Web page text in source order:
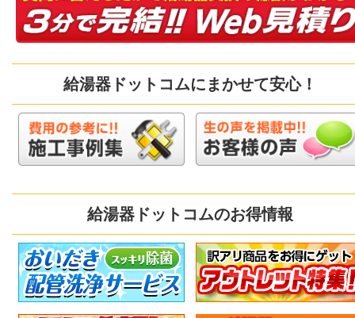
給湯器ドットコムにまかせて安心！
給湯器ドットコムのお得情報